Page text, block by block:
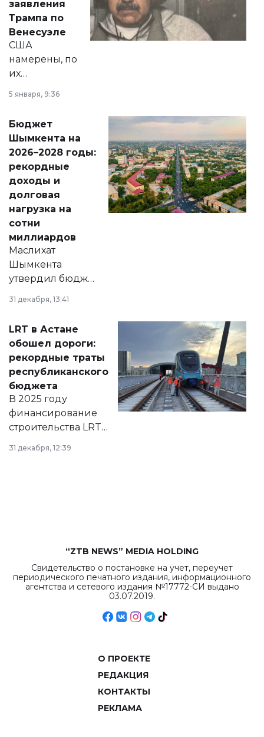
экономики и
личного здоровья.
заявления
Трампа по
Венесуэле
США
намерены, по
их
принести
народу
Венесуэлы.
5 января, 9:36
Бюджет
Шымкента на
2026–2028 годы:
рекордные
доходы и
долговая
нагрузка на
сотни
миллиардов
Маслихат
Шымкента
утвердил бюджет
города на 2026–
2028 годы.
документ
появился в базе
нормативных
правовых актов и
на сайте маслихат
города.
31 декабря, 13:41
LRT в Астане
обошел дороги:
рекордные траты
республиканского
бюджета
В 2025 году
финансирование
строительства LRT
в Астане из
республиканского
31 декабря, 12:39
“ZTB NEWS” MEDIA HOLDING
Свидетельство о постановке на учет, переучет
периодического печатного издания, информационного
агентства и сетевого издания №17772-СИ выдано
03.07.2019.
О ПРОЕКТЕ
РЕДАКЦИЯ
КОНТАКТЫ
РЕКЛАМА